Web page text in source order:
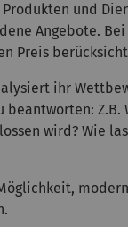
und
Angebote.
Preis
ihr
Z.B.
wird? Wie